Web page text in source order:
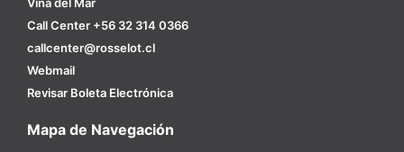
Call Center +56 32 314 0366
callcenter@rosselot.cl
Webmail
Revisar Boleta Electrónica
Mapa de Navegación